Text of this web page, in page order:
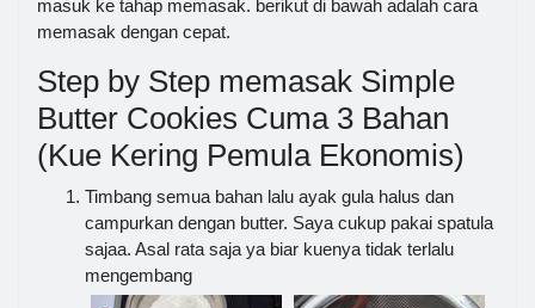
masuk ke tahap memasak. berikut di bawah adalah cara
memasak dengan cepat.
Step by Step memasak Simple
Butter Cookies Cuma 3 Bahan
(Kue Kering Pemula Ekonomis)
Timbang semua bahan lalu ayak gula halus dan
campurkan dengan butter. Saya cukup pakai spatula
sajaa. Asal rata saja ya biar kuenya tidak terlalu
mengembang